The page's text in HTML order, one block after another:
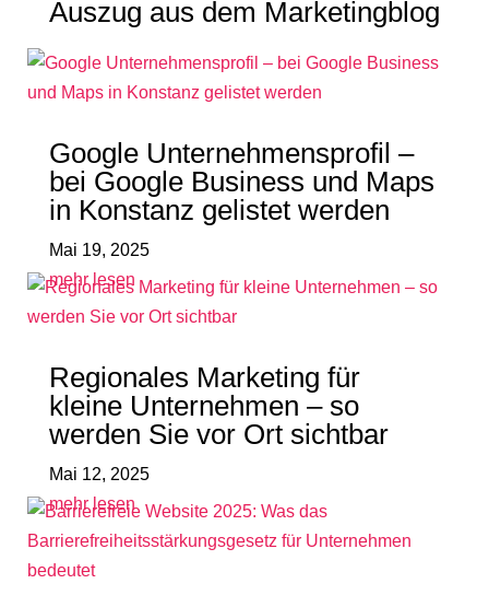
Auszug aus dem Marketingblog
Google Unternehmensprofil –
bei Google Business und Maps
in Konstanz gelistet werden
Mai 19, 2025
mehr lesen
Regionales Marketing für
kleine Unternehmen – so
werden Sie vor Ort sichtbar
Mai 12, 2025
mehr lesen